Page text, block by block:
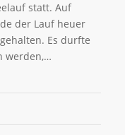
statt. Auf
der Lauf heuer
Es durfte
werden,…